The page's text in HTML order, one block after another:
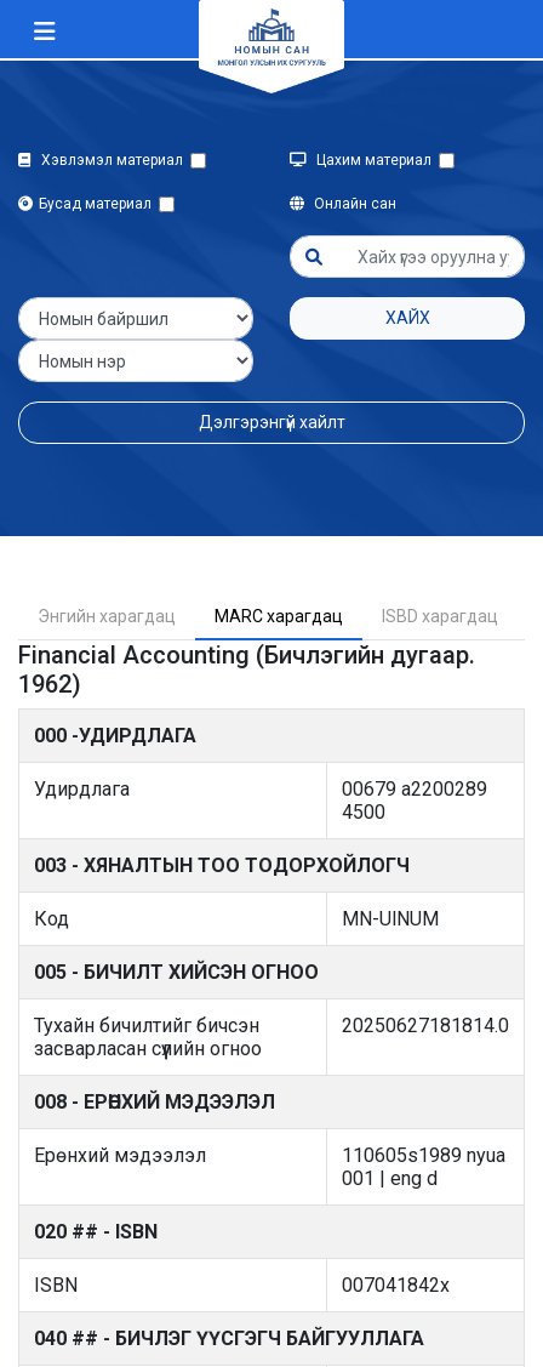
Хэвлэмэл материал Цахим материал
Бусад материал Онлайн сан
ХАЙХ
Дэлгэрэнгүй хайлт
Энгийн харагдац MARC харагдац ISBD харагдац
Financial Accounting (Бичлэгийн дугаар.
1962)
000 -УДИРДЛАГА
Удирдлага
00679 a2200289
4500
003 - ХЯНАЛТЫН ТОО ТОДОРХОЙЛОГЧ
Код MN-UlNUM
005 - БИЧИЛТ ХИЙСЭН ОГНОО
Тухайн бичилтийг бичсэн
засварласан сүүлийн огноо
20250627181814.0
008 - ЕРӨНХИЙ МЭДЭЭЛЭЛ
Ерөнхий мэдээлэл
110605s1989 nyua
001 | eng d
020 ## - ISBN
ISBN 007041842x
040 ## - БИЧЛЭГ ҮҮСГЭГЧ БАЙГУУЛЛАГА